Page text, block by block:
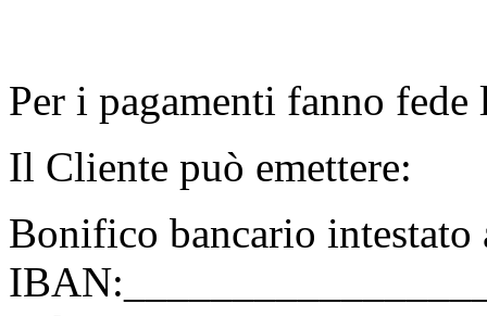
Per i pagamenti fanno
Il Cliente può emettere:
Bonifico bancario intestato